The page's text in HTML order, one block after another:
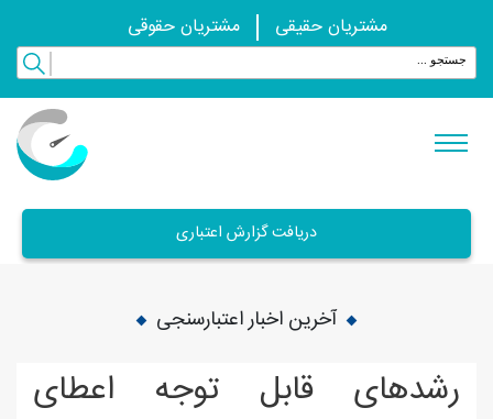
مشتریان حقیقی مشتریان حقوقی
دریافت گزارش اعتباری
آخرین اخبار اعتبارسنجی
رشدهای قابل توجه اعطای